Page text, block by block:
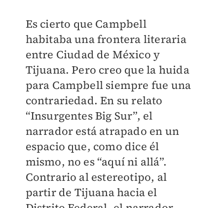
Es cierto que Campbell
habitaba una frontera literaria
entre Ciudad de México y
Tijuana. Pero creo que la huida
para Campbell siempre fue una
contrariedad. En su relato
“Insurgentes Big Sur”, el
narrador está atrapado en un
espacio que, como dice él
mismo, no es “aquí ni allá”.
Contrario al estereotipo, al
partir de Tijuana hacia el